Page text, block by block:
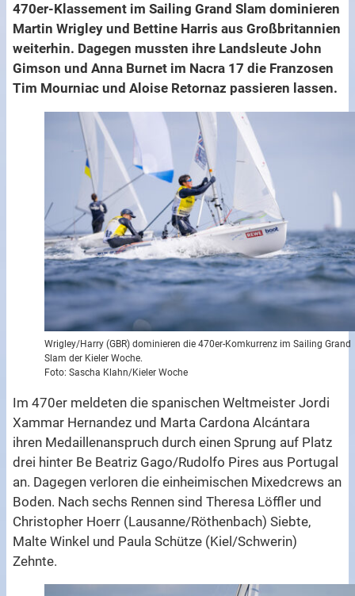
470er-Klassement im Sailing Grand Slam dominieren
Martin Wrigley und Bettine Harris aus Großbritannien
weiterhin. Dagegen mussten ihre Landsleute John
Gimson und Anna Burnet im Nacra 17 die Franzosen
Tim Mourniac und Aloise Retornaz passieren lassen.
Wrigley/Harry (GBR) dominieren die 470er-Komkurrenz im Sailing Grand
Slam der Kieler Woche.
Foto: Sascha Klahn/Kieler Woche
Im 470er meldeten die spanischen Weltmeister Jordi
Xammar Hernandez und Marta Cardona Alcántara
ihren Medaillenanspruch durch einen Sprung auf Platz
drei hinter Be Beatriz Gago/Rudolfo Pires aus Portugal
an. Dagegen verloren die einheimischen Mixedcrews an
Boden. Nach sechs Rennen sind Theresa Löffler und
Christopher Hoerr (Lausanne/Röthenbach) Siebte,
Malte Winkel und Paula Schütze (Kiel/Schwerin)
Zehnte.